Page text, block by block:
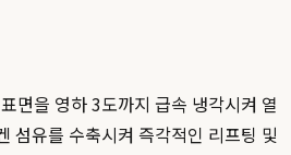
면을 영하 3도까지 급속 냉각시켜 열
섬유를 수축시켜 즉각적인 리프팅 및